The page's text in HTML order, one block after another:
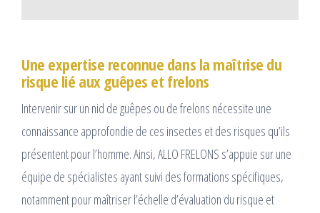
Une expertise reconnue dans la maîtrise du
risque lié aux guêpes et frelons
Intervenir sur un nid de guêpes ou de frelons nécessite une
connaissance approfondie de ces insectes et des risques qu’ils
présentent pour l’homme. Ainsi, ALLO FRELONS s’appuie sur une
équipe de spécialistes ayant suivi des formations spécifiques,
notamment pour maîtriser l’échelle d’évaluation du risque et